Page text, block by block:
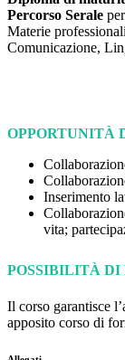
Percorso Serale
Materie
Comunicazione,
OPPORTUNITÀ
Inserimento
vita;
POSSIBILITÀ DI
Il corso garantisce
apposito corso di